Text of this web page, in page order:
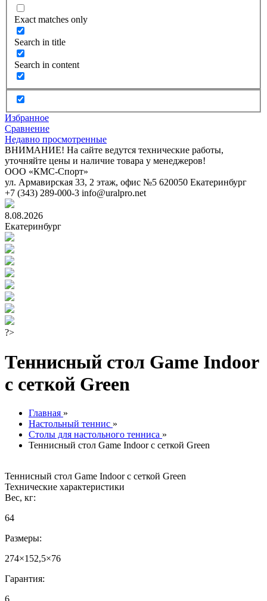
Exact matches only
Search in title
Search in content
Избранное
Сравнение
Недавно просмотренные
ВНИМАНИЕ! На сайте ведутся технические работы,
уточняйте цены и наличие товара у менеджеров!
ООО «КМС-Спорт»
ул. Армавирская 33, 2 этаж, офис №5 620050 Екатеринбург
+7 (343) 289-000-3 info@uralpro.net
8.08.2026
Екатеринбург
?>
Теннисный стол Game Indoor
с сеткой Green
Главная »
Настольный теннис »
Столы для настольного тенниса »
Теннисный стол Game Indoor с сеткой Green
Теннисный стол Game Indoor с сеткой Green
Технические характеристики
Вес, кг:
64
Размеры:
274×152,5×76
Гарантия:
6